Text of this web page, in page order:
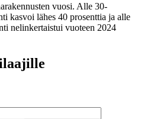
vuosi. Alle 30-
kasvoi lähes 40 prosenttia ja alle
nelinkertaistui vuoteen 2024